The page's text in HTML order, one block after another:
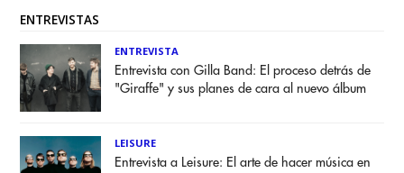
ENTREVISTAS
ENTREVISTA
Entrevista con Gilla Band: El proceso detrás de
"Giraffe" y sus planes de cara al nuevo álbum
LEISURE
Entrevista a Leisure: El arte de hacer música en